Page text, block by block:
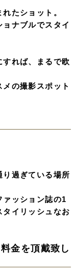
たショット。
ナブルでスタイ
れば、まるで欧
の撮影スポット
過ぎている場所
ァッション誌の1
イリッシュなお
金を頂戴致し